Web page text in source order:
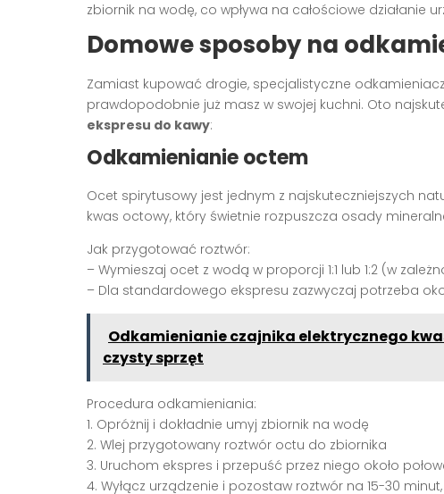
zbiornik na wodę, co wpływa na całościowe działanie
Domowe sposoby na
Zamiast kupować drogie, specjalistyczne
prawdopodobnie już masz w swojej kuchni. Oto
ekspresu do kawy:
Odkamienianie octem
Ocet spirytusowy jest jednym z najskuteczniejszych
kwas octowy, który świetnie rozpuszcza osady
Jak przygotować roztwór:
– Wymieszaj ocet z wodą w proporcji 1:1 lub 1:2 (w
– Dla standardowego ekspresu zazwyczaj potrzeba
Odkamienianie czajnika elektrycznego
czysty sprzęt
Procedura odkamieniania:
1. Opróżnij i dokładnie umyj zbiornik na wodę
2. Wlej przygotowany roztwór octu do zbiornika
3. Uruchom ekspres i przepuść przez niego około
4. Wyłącz urządzenie i pozostaw roztwór na 15-30